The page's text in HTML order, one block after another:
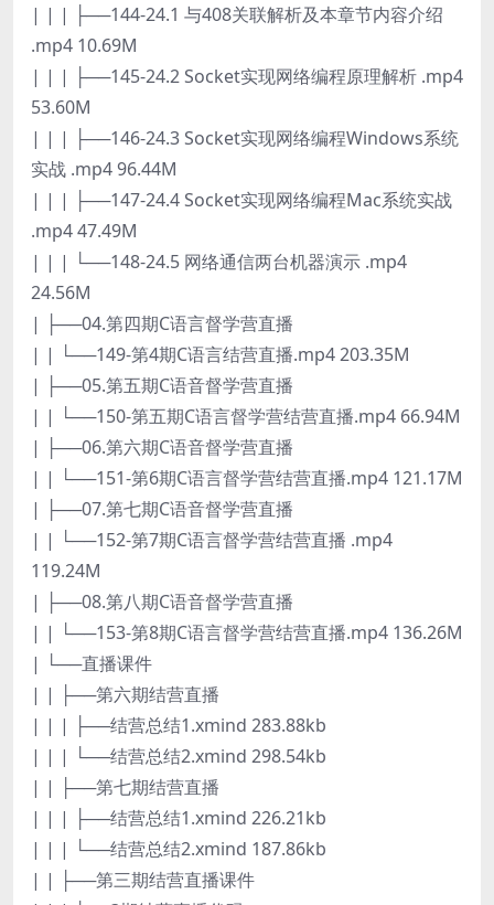
| | | ├──144-24.1 与408关联解析及本章节内容介绍
.mp4 10.69M
| | | ├──145-24.2 Socket实现网络编程原理解析 .mp4
53.60M
| | | ├──146-24.3 Socket实现网络编程Windows系统
实战 .mp4 96.44M
| | | ├──147-24.4 Socket实现网络编程Mac系统实战
.mp4 47.49M
| | | └──148-24.5 网络通信两台机器演示 .mp4
24.56M
| ├──04.第四期C语言督学营直播
| | └──149-第4期C语言结营直播.mp4 203.35M
| ├──05.第五期C语音督学营直播
| | └──150-第五期C语言督学营结营直播.mp4 66.94M
| ├──06.第六期C语音督学营直播
| | └──151-第6期C语言督学营结营直播.mp4 121.17M
| ├──07.第七期C语音督学营直播
| | └──152-第7期C语言督学营结营直播 .mp4
119.24M
| ├──08.第八期C语音督学营直播
| | └──153-第8期C语言督学营结营直播.mp4 136.26M
| └──直播课件
| | ├──第六期结营直播
| | | ├──结营总结1.xmind 283.88kb
| | | └──结营总结2.xmind 298.54kb
| | ├──第七期结营直播
| | | ├──结营总结1.xmind 226.21kb
| | | └──结营总结2.xmind 187.86kb
| | ├──第三期结营直播课件